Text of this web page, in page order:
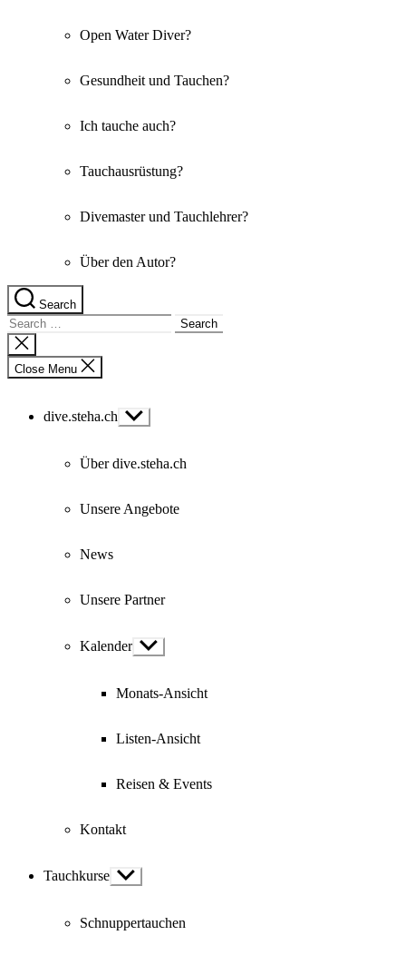
Open Water Diver?
Gesundheit und Tauchen?
Ich tauche auch?
Tauchausrüstung?
Divemaster und Tauchlehrer?
Über den Autor?
Search
Search
for:
Close
search
Close Menu
dive.steha.ch Show
sub
Über dive.steha.ch
Unsere Angebote
News
Unsere Partner
Kalender Show
sub
Monats-Ansicht
Listen-Ansicht
Reisen & Events
Kontakt
Tauchkurse Show
sub
Schnuppertauchen